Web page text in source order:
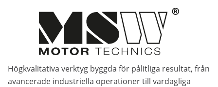
Högkvalitativa verktyg byggda för pålitliga resultat, från
avancerade industriella operationer till vardagliga